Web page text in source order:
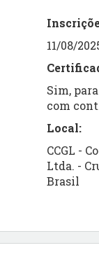
11/08/
Sim,
com
Local:
CCGL -
Ltda. -
Brasil